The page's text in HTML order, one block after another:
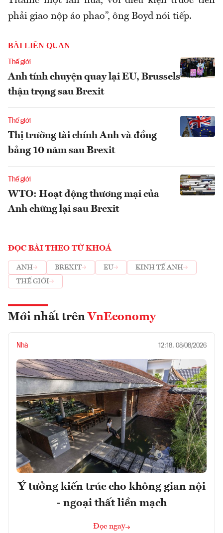
phải giao nộp áo phao”, ông Boyd nói tiếp.
BÀI LIÊN QUAN
Thế giới
Anh tính chuyện quay lại EU, Brussels
thận trọng sau Brexit
Thế giới
Thị trường tài chính Anh và đồng
bảng 10 năm sau Brexit
Thế giới
WTO: Hoạt động thương mại của
Anh chững lại sau Brexit
ĐỌC BÀI THEO TỪ KHOÁ
ANH BREXIT EU
KINH TẾ ANH
THẾ GIỚI
Mới nhất trên VnEconomy
Nhà 12:18, 08/08/2026
Ý tưởng kiến trúc cho không gian nội
- ngoại thất liền mạch
Đọc ngay